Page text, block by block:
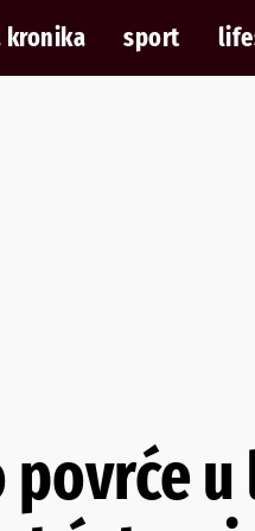
kronika sport
povrće